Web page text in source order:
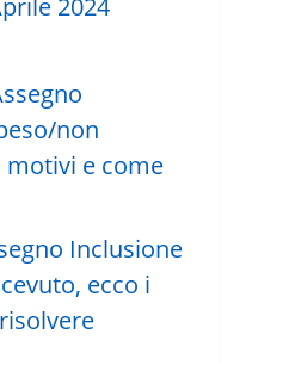
2024
Inclusione
ecco i